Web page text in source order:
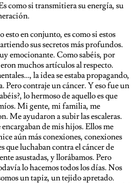
como si transmitiera su energía, su
en conjunto, es como si estos
sus secretos más profundos.
emocionante. Como sabéis, por
muchos artículos al respecto.
la idea se estaba propagando,
Pero contraje un cáncer. Y eso fue un
lo hermoso de aquello es que
Mi gente, mi familia, me
Me ayudaron a subir las escaleras.
de mis hijos. Ellos me
aún más conexiones, conexiones
que luchaban contra el cáncer de
asustadas, y llorábamos. Pero
lo hacemos todos los días. Nos
un tapiz, un tejido apretado.